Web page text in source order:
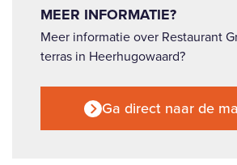
MEER INFORMATIE?
Meer informatie over Restaurant
terras in Heerhugowaard?
Ga direct naar de